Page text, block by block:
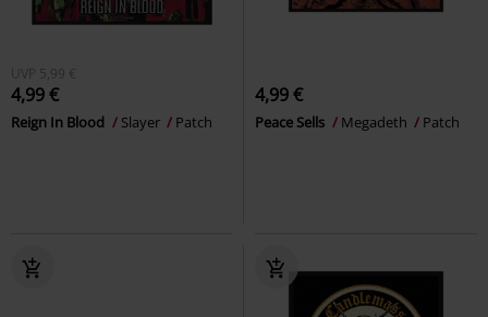
UVP 5,99 €
4,99 €
Reign In Blood Slayer Patch
4,99 €
Peace Sells Megadeth Patch